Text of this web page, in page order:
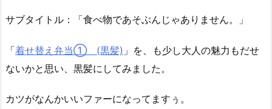
サブタイトル：「食べ物であそぶんじゃありません。」
「着せ替え弁当① (黒髪) 」を、も少し大人の魅力もだせ
ないかと思い、黒髪にしてみました。
カツがなんかいいファーになってますぅ。